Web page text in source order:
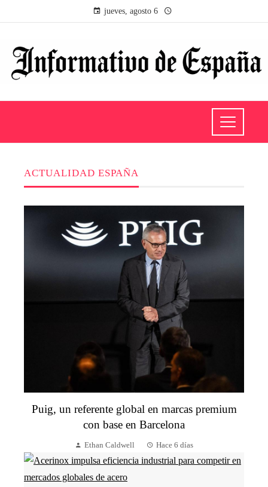
jueves, agosto 6
ACTUALIDAD ESPAÑA
Puig, un referente global en marcas premium
con base en Barcelona
Ethan Caldwell Hace 6 días